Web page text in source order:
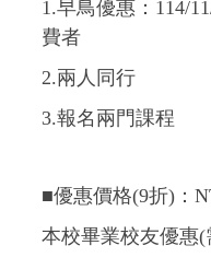
1.早鳥優惠：114/
費者
2.兩人同行
3.報名兩門課程
■優惠價格(9折)：
本校畢業校友優惠